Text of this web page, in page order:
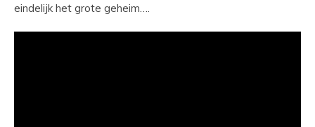
eindelijk het grote geheim….